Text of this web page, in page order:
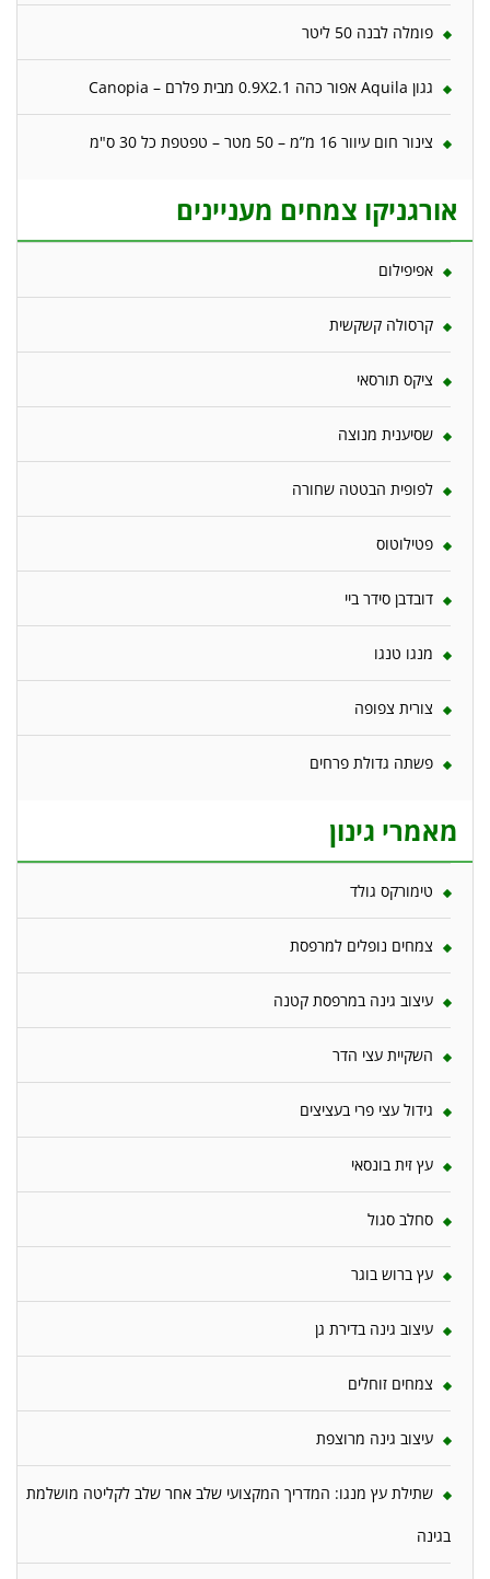
פומלה לבנה 50 ליטר
גגון Aquila אפור כהה 0.9X2.1 מבית פלרם – Canopia
צינור חום עיוור 16 מ”מ – 50 מטר – טפטפת כל 30 ס"מ
אורגניקו צמחים מעניינים
אפיפילום
קרסולה קשקשית
ציקס תורסאי
שסיענית מנוצה
לפופית הבטטה שחורה
פטילוטוס
דובדבן סידר ביי
מנגו טנגו
צורית צפופה
פשתה גדולת פרחים
מאמרי גינון
טימורקס גולד
צמחים נופלים למרפסת
עיצוב גינה במרפסת קטנה
השקיית עצי הדר
גידול עצי פרי בעציצים
עץ זית בונסאי
סחלב סגול
עץ ברוש בוגר
עיצוב גינה בדירת גן
צמחים זוחלים
עיצוב גינה מרוצפת
שתילת עץ מנגו: המדריך המקצועי שלב אחר שלב לקליטה מושלמת
בגינה